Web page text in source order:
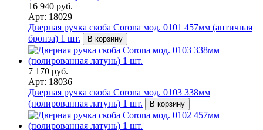
16 940 руб.
Арт: 18029
Дверная ручка скоба Corona мод. 0101 457мм (античная
бронза) 1 шт.
В корзину
7 170 руб.
Арт: 18036
Дверная ручка скоба Corona мод. 0103 338мм
(полированная латунь) 1 шт.
В корзину